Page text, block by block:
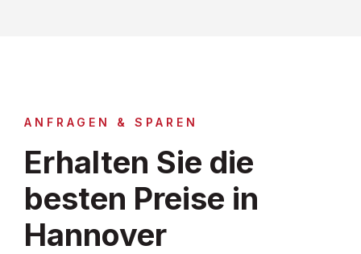
ANFRAGEN & SPAREN
Erhalten Sie die
besten Preise in
Hannover